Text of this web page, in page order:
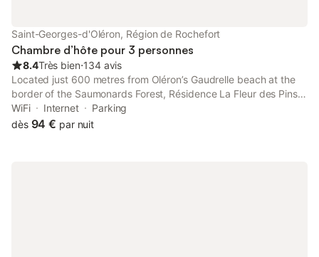
Saint-Georges-d'Oléron, Région de Rochefort
Chambre d’hôte pour 3 personnes
8.4Très bien⋅134 avis
Located just 600 metres from Oléron’s Gaudrelle beach at the
border of the Saumonards Forest, Résidence La Fleur des Pins
offers guest house rooms, holiday homes and a mobile home.
WiFi Internet
Parking
dès 94 € par nuit